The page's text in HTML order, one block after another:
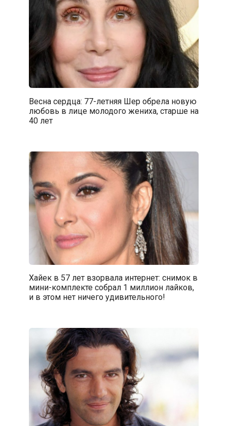
Весна сердца: 77-летняя Шер обрела новую
любовь в лице молодого жениха, старше на
40 лет
Хайек в 57 лет взорвала интернет: снимок в
мини-комплекте собрал 1 миллион лайков,
и в этом нет ничего удивительного!